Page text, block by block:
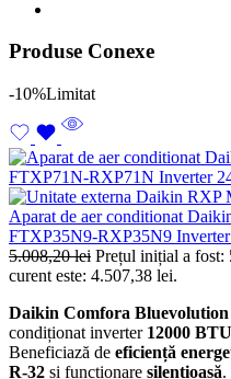
Produse Conexe
-10%Limitat
Aparat de aer conditionat
FTXP35N9-RXP35N9
5.008,20lei Prețul inițial a fost:
curent este: 4.507,38 lei.
Daikin Comfora
condiționat inverter 12000 BTU
Beneficiază de eficiență
R-32 și funcționare silențioasă.